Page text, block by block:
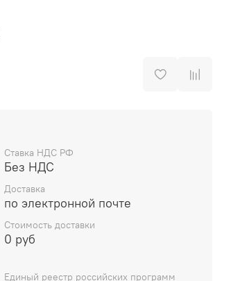
Ставка НДС РФ
Без НДС
Доставка
по электронной почте
Стоимость доставки
0 руб
Единый реестр российских программ